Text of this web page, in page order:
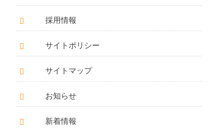
採用情報
サイトポリシー
サイトマップ
お知らせ
新着情報